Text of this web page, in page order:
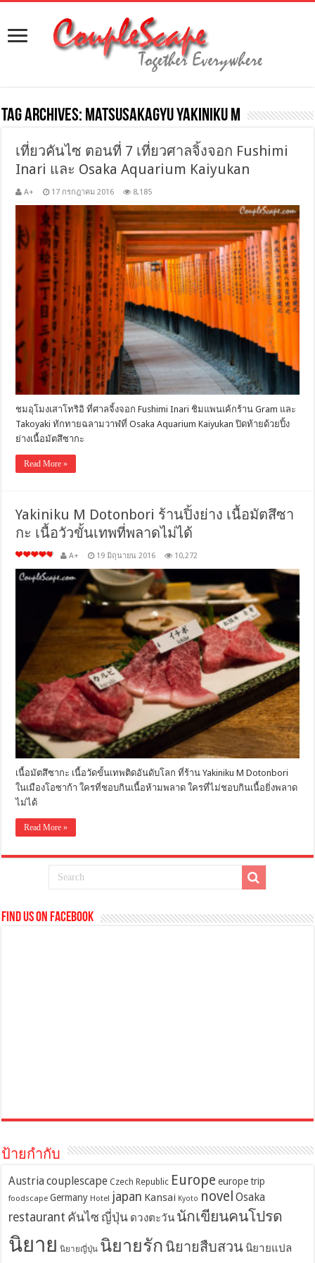
Tag Archives: Matsusakagyu Yakiniku M
เที่ยวคันไซ ตอนที่ 7 เที่ยวศาลจิ้งจอก Fushimi
Inari และ Osaka Aquarium Kaiyukan
A+ 17 กรกฎาคม 2016 8,185
ชมอุโมงเสาโทริอิ ที่ศาลจิ้งจอก Fushimi Inari ชิมแพนเค้กร้าน Gram และ
Takoyaki ทักทายฉลามวาฬที่ Osaka Aquarium Kaiyukan ปิดท้ายด้วยปิ้ง
ย่างเนื้อมัตสึซากะ
Read More »
Yakiniku M Dotonbori ร้านปิ้งย่าง เนื้อมัตสึซา
กะ เนื้อวัวขั้นเทพที่พลาดไม่ได้
A+ 19 มิถุนายน 2016 10,272
เนื้อมัตสึซากะ เนื้อวัดขั้นเทพติดอันดับโลก ที่ร้าน Yakiniku M Dotonbori
ในเมืองโอซาก้า ใครที่ชอบกินเนื้อห้ามพลาด ใครที่ไม่ชอบกินเนื้อยิ่งพลาด
ไม่ได้
Read More »
Find us on Facebook
ป้ายกำกับ
Austriacouplescape Czech Republic Europe europe trip
foodscape Germany Hotel japan Kansai Kyoto novel Osaka
restaurant คันไซ ญี่ปุ่น ดวงตะวัน นักเขียนคนโปรด
นิยาย นิยายญี่ปุ่น นิยายรัก นิยายสืบสวน นิยายแปล